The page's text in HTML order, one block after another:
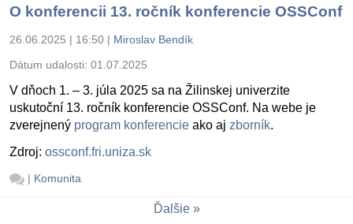
O konferencii 13. ročník konferencie OSSConf
26.06.2025 | 16:50 | Miroslav Bendík
Dátum udalosti: 01.07.2025
V dňoch 1. – 3. júla 2025 sa na Žilinskej univerzite
uskutoční 13. ročník konferencie OSSConf. Na webe je
zverejnený program konferencie ako aj zborník.
Zdroj: ossconf.fri.uniza.sk
| Komunita
Ďalšie